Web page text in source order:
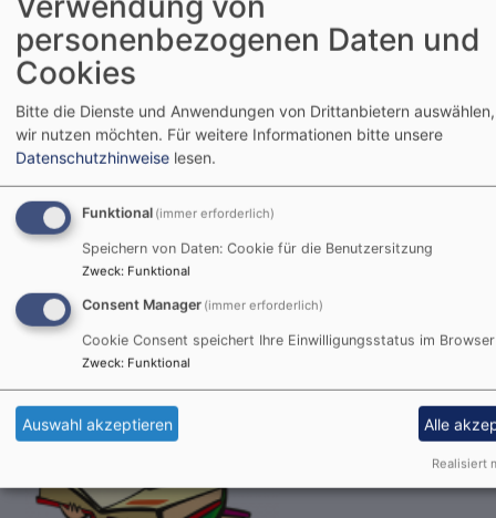
So, 16.8.
Kinderbücherei geöffnet 11-12 Uhr
Augsburg Bücherei
So, 16.8. 9:30 Uhr
Gottesdienst
Prädikantin B. Heß-Buchmann
Augsburg St. Lukas
personenbezogenen Daten und
Cookies
Bitte die Dienste und Anwendungen von Drittanbietern
wir nutzen möchten. Für weitere Informationen bitte unsere
Datenschutzhinweise lesen.
Funktional (immer erforderlich)
Speichern von Daten: Cookie für die Benutzersitzung
Zweck: Funktional
Consent Manager (immer erforderlich)
Cookie Consent speichert Ihre Einwilligungsstatus im Browser
Zweck: Funktional
Auswahl akzeptieren Alle
Realisiert